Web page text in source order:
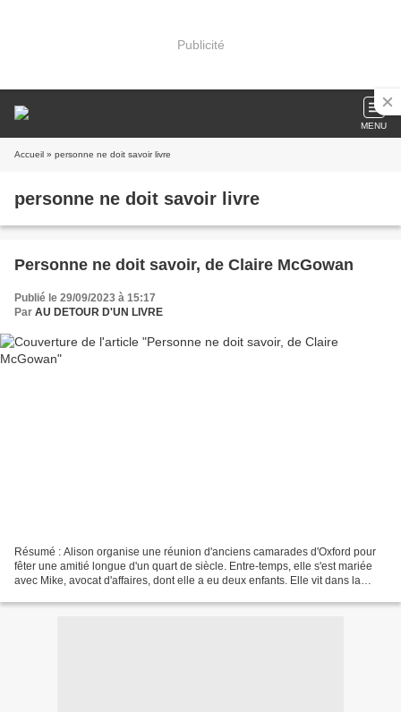
Publicité
MENU
Accueil » personne ne doit savoir livre
personne ne doit savoir livre
Personne ne doit savoir, de Claire McGowan
Publié le 29/09/2023 à 15:17
Par AU DETOUR D'UN LIVRE
Résumé : Alison organise une réunion d'anciens camarades d'Oxford pour
fêter une amitié longue d'un quart de siècle. Entre-temps, elle s'est mariée
avec Mike, avocat d'affaires, dont elle a eu deux enfants. Elle vit dans la